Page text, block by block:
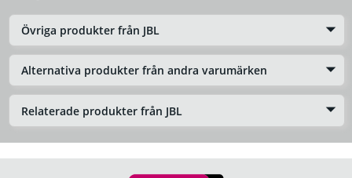
Övriga produkter från JBL
Alternativa produkter från andra varumärken
Relaterade produkter från JBL